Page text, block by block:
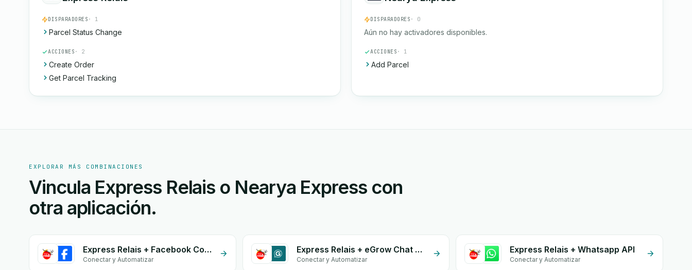
DISPARADORES · 1
Parcel Status Change
ACCIONES · 2
Create Order
Get Parcel Tracking
DISPARADORES · 0
Aún no hay activadores disponibles.
ACCIONES · 1
Add Parcel
EXPLORAR MÁS COMBINACIONES
Vincula Express Relais o Nearya Express con
otra aplicación.
Express Relais + Facebook Comments
Conectar y Automatizar
Express Relais + eGrow Chat Widget
Conectar y Automatizar
Express Relais + Whatsapp API
Conectar y Automatizar